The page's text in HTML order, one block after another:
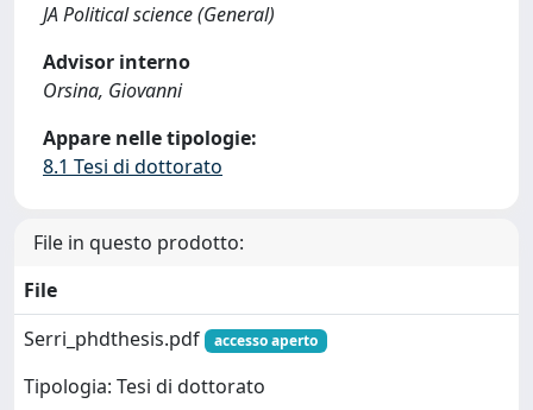
JA Political science (General)
Advisor interno
Orsina, Giovanni
Appare nelle tipologie:
8.1 Tesi di dottorato
File in questo prodotto:
File
Serri_phdthesis.pdf
accesso aperto
Tipologia: Tesi di dottorato